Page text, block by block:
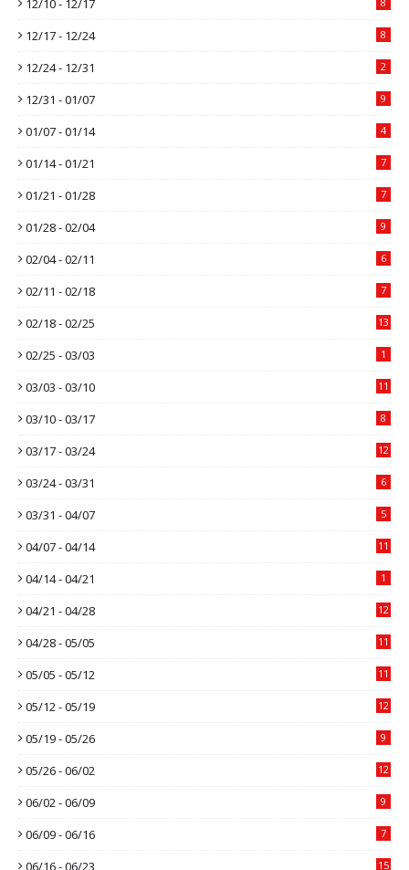
12/10 - 12/17
12/17 - 12/24 8
12/24 - 12/31 2
12/31 - 01/07 9
01/07 - 01/14 4
01/14 - 01/21 7
01/21 - 01/28 7
01/28 - 02/04 9
02/04 - 02/11 6
02/11 - 02/18 7
02/18 - 02/25 13
02/25 - 03/03 1
03/03 - 03/10 11
03/10 - 03/17 8
03/17 - 03/24 12
03/24 - 03/31 6
03/31 - 04/07 5
04/07 - 04/14 11
04/14 - 04/21 1
04/21 - 04/28 12
04/28 - 05/05 11
05/05 - 05/12 11
05/12 - 05/19 12
05/19 - 05/26 9
05/26 - 06/02 12
06/02 - 06/09 9
06/09 - 06/16 7
06/16 - 06/23 15